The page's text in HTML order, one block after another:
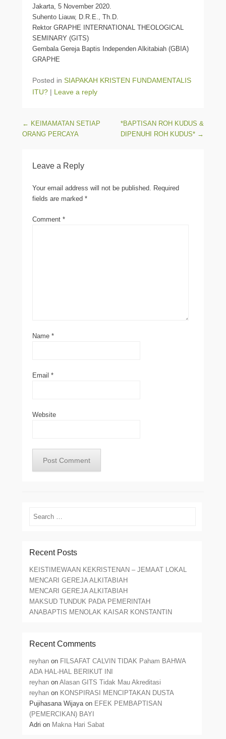
Jakarta, 5 November 2020.
Suhento Liauw, D.R.E., Th.D.
Rektor GRAPHE INTERNATIONAL THEOLOGICAL
SEMINARY (GITS)
Gembala Gereja Baptis Independen Alkitabiah (GBIA)
GRAPHE
Posted in SIAPAKAH KRISTEN FUNDAMENTALIS
ITU? | Leave a reply
Post navigation
← KEIMAMATAN SETIAP
ORANG PERCAYA
*BAPTISAN ROH KUDUS &
DIPENUHI ROH KUDUS* →
Leave a Reply
Your email address will not be published. Required
fields are marked *
Comment *
Name *
Email *
Website
Search
Recent Posts
KEISTIMEWAAN KEKRISTENAN – JEMAAT LOKAL
MENCARI GEREJA ALKITABIAH
MENCARI GEREJA ALKITABIAH
MAKSUD TUNDUK PADA PEMERINTAH
ANABAPTIS MENOLAK KAISAR KONSTANTIN
Recent Comments
reyhan on FILSAFAT CALVIN TIDAK Paham BAHWA
ADA HAL-HAL BERIKUT INI
reyhan onAlasan GITS Tidak Mau Akreditasi
reyhan on KONSPIRASI MENCIPTAKAN DUSTA
Pujihasana Wijayaon EFEK PEMBAPTISAN
(PEMERCIKAN) BAYI
Adri on Makna Hari Sabat